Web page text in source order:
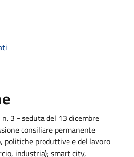
3 - seduta del 13 dicembre
consiliare permanente
politiche produttive e del lavoro
industria); smart city,